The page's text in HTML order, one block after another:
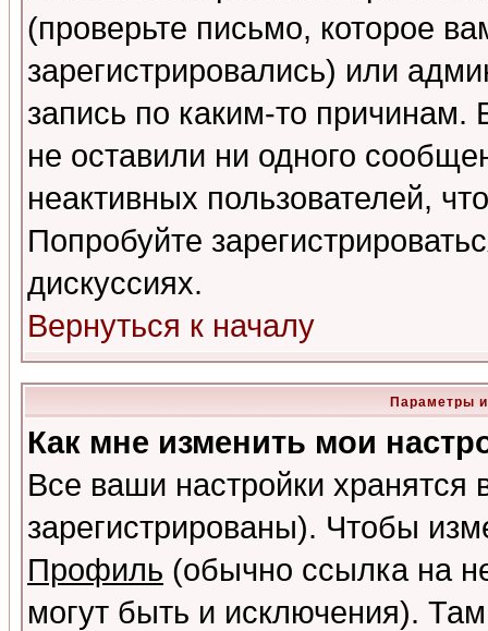
(проверьте письмо, которое
зарегистрировались) или
запись по каким-то
не оставили ни одного
неактивных пользователей,
Попробуйте
дискуссиях.
Вернуться к началу
Параметры
Как мне изменить мои
Все ваши настройки
зарегистрированы). Чтобы
Профиль (обычно ссылка на
могут быть и исключения).